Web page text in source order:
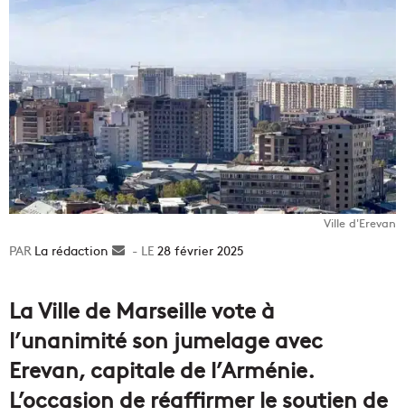
Ville d'Erevan
La rédaction
Envoyer28 février 2025
La Ville de Marseille vote à
l’unanimité son jumelage avec
Erevan, capitale de l’Arménie.
L’occasion de réaffirmer le soutien de